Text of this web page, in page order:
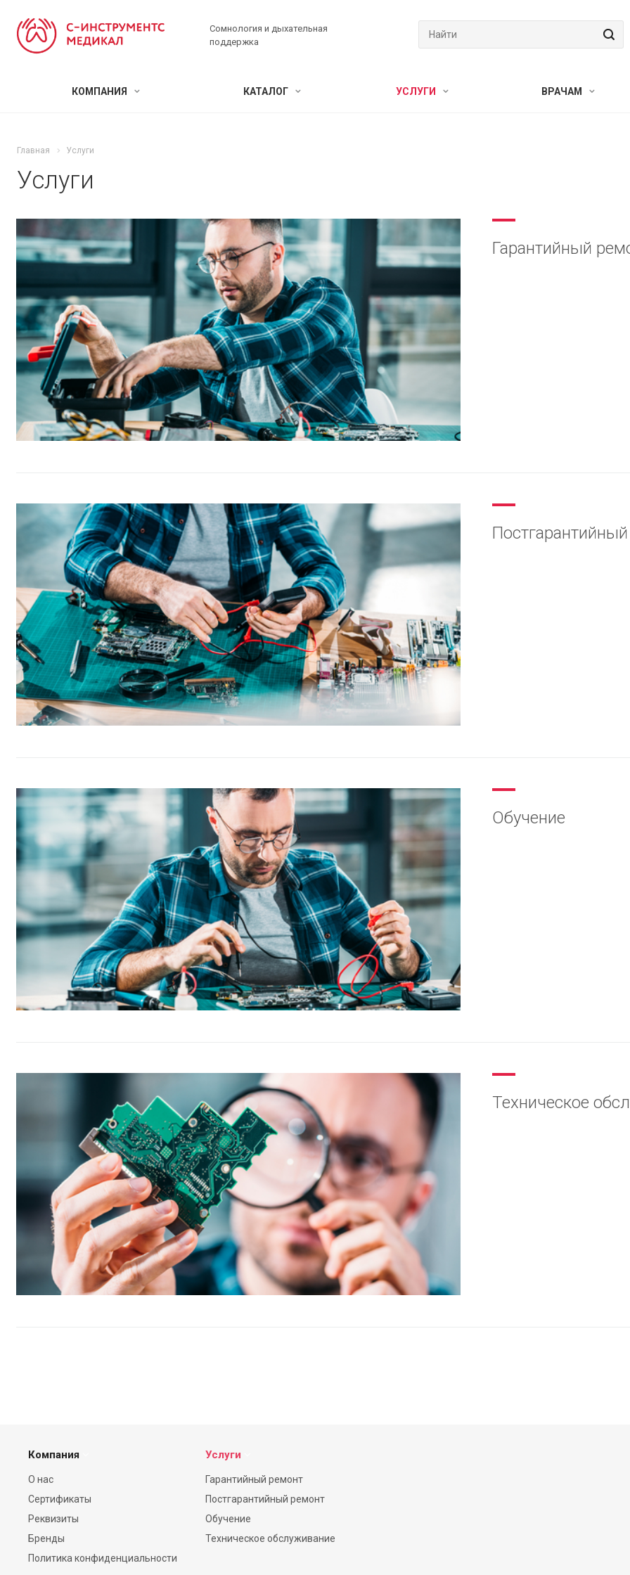
Сомнология и дыхательная
поддержка
КОМПАНИЯ КАТАЛОГ УСЛУГИ ВРАЧАМ
Главная Услуги
Услуги
Гарантийный
Обучение
Техническое
Компания
О нас
Сертификаты
Реквизиты
Бренды
Политика конфиденциальности
Услуги
Гарантийный ремонт
Постгарантийный ремонт
Обучение
Техническое обслуживание